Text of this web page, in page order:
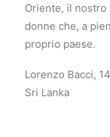
Oriente, il nostro
donne che, a
proprio paese.
Lorenzo Bacci,
Sri Lanka